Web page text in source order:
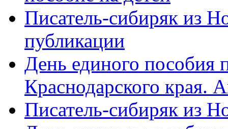
Писатель-сибиряк из
публикации
День единого пособия
Краснодарского края.
Писатель-сибиряк из